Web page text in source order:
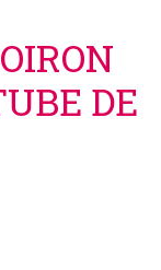
DE